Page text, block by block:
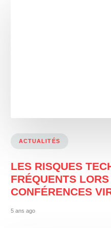
ACTUALITÉS
LES RISQUES
FRÉQUENTS
CONFÉRENCES
5 ans ago